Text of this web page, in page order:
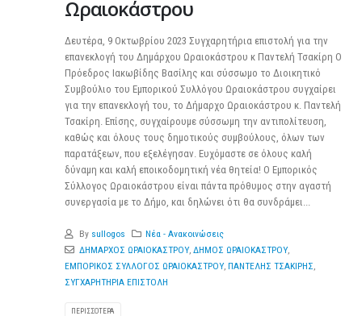
Ωραιοκάστρου
Δευτέρα, 9 Οκτωβρίου 2023 Συγχαρητήρια επιστολή για την
επανεκλογή του Δημάρχου Ωραιοκάστρου κ Παντελή Τσακίρη Ο
Πρόεδρος Ιακωβίδης Βασίλης και σύσσωμο το Διοικητικό
Συμβούλιο του Εμπορικού Συλλόγου Ωραιοκάστρου συγχαίρει
για την επανεκλογή του, το Δήμαρχο Ωραιοκάστρου κ. Παντελή
Τσακίρη. Επίσης, συγχαίρουμε σύσσωμη την αντιπολίτευση,
καθώς και όλους τους δημοτικούς συμβούλους, όλων των
παρατάξεων, που εξελέγησαν. Ευχόμαστε σε όλους καλή
δύναμη και καλή εποικοδομητική νέα θητεία! Ο Εμπορικός
Σύλλογος Ωραιοκάστρου είναι πάντα πρόθυμος στην αγαστή
συνεργασία με το Δήμο, και δηλώνει ότι θα συνδράμει...
By sullogos
Νέα - Ανακοινώσεις
ΔΗΜΑΡΧΟΣ ΩΡΑΙΟΚΑΣΤΡΟΥ, ΔΗΜΟΣ ΩΡΑΙΟΚΑΣΤΡΟΥ,
ΕΜΠΟΡΙΚΟΣ ΣΥΛΛΟΓΟΣ ΩΡΑΙΟΚΑΣΤΡΟΥ ΠΑΝΤΕΛΗΣ ΤΣΑΚΙΡΗΣ
ΣΥΓΧΑΡΗΤΗΡΙΑ ΕΠΙΣΤΟΛΗ
ΠΕΡΙΣΣΌΤΕΡΑ